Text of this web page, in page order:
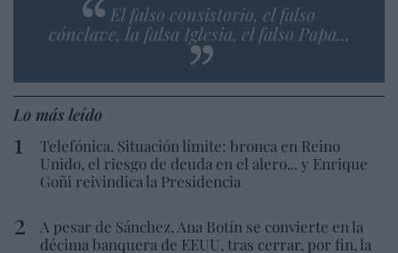
El falso consistorio, el falso
cónclave, la falsa Iglesia, el falso Papa...
Lo más leído
Telefónica. Situación límite: bronca en Reino
Unido, el riesgo de deuda en el alero... y Enrique
Goñi reivindica la Presidencia
A pesar de Sánchez, Ana Botín se convierte en la
décima banquera de EEUU, tras cerrar, por fin, la